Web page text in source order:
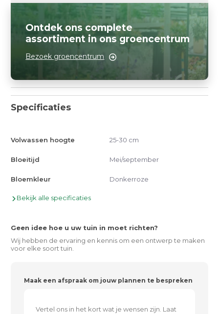
Ontdek ons complete
assortiment in ons groencentrum
Bezoek groencentrum
Specificaties
Volwassen hoogte 25-30 cm
Bloeitijd Mei/september
Bloemkleur Donkerroze
Bekijk alle specificaties
Geen idee hoe u uw tuin in moet richten?
Wij hebben de ervaring en kennis om een ontwerp te maken
voor elke soort tuin.
Maak een afspraak om jouw plannen te bespreken